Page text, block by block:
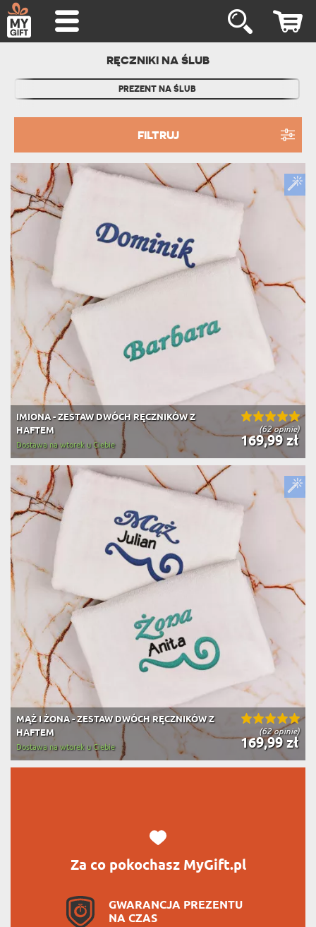
RĘCZNIKI NA ŚLUB
PREZENT NA ŚLUB
FILTRUJ
(62 opinie)
IMIONA - ZESTAW DWÓCH RĘCZNIKÓW Z
HAFTEM
169,99 zł
Dostawa na wtorek u Ciebie
(62 opinie)
MĄŻ I ŻONA - ZESTAW DWÓCH RĘCZNIKÓW Z
HAFTEM
169,99 zł
Dostawa na wtorek u Ciebie
Za co pokochasz MyGift.pl
GWARANCJA PREZENTU
NA CZAS